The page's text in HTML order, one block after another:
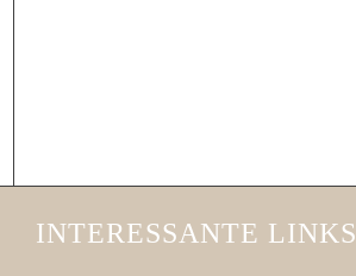
INTERESSANTE LINKS